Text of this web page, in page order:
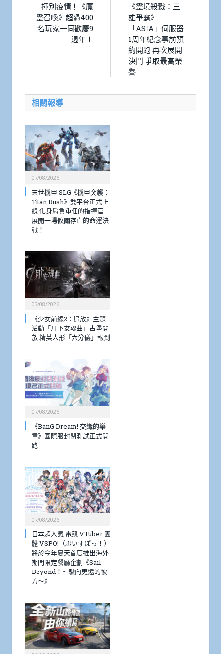
揮別疫情！《魔
靈召喚》超過400
名玩家一同歡慶9
週年！
《靈境殺戮：三
雄爭霸》
「ASIA」伺服器
1周年紀念事前預
約開跑 再次展開
決鬥 爭取最高榮
譽
相關報導
07/08/2026
末世機甲 SLG《機甲突襲：
Titan Rush》雙平台正式上
線 化身肩負重任的指揮官
展開一場攸關存亡的命運決
戰！
07/08/2026
《少女前線2：追放》主題
活動「月下安魂曲」古堡開
放 精英人形「六分儀」報到
07/08/2026
《BanG Dream! 交織的樂
章》國際服封閉測試正式開
跑
07/08/2026
日本超人氣 電競 VTuber 團
體 VSPO!（ぶいすぽっ！）
將於今年夏天首度推出海外
期間限定餐廳企劃《Sail
Beyond！～駛向更遠的彼
方～》